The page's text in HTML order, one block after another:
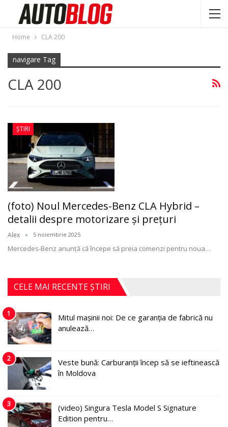
Home CLA 200
navigare Tag
CLA 200
ȘTIRI
(foto) Noul Mercedes-Benz CLA Hybrid –
detalii despre motorizare și prețuri
Alex 5 noiembrie 2025
Mercedes-Benz anunță că începe să preia comenzi pentru noua…
CELE MAI RECENTE ȘTIRI
1
Mitul mașinii noi: De ce garanția de fabrică nu
anulează…
2
Veste bună: Carburanții încep să se ieftinească
în Moldova
3
(video) Singura Tesla Model S Signature
Edition pentru…